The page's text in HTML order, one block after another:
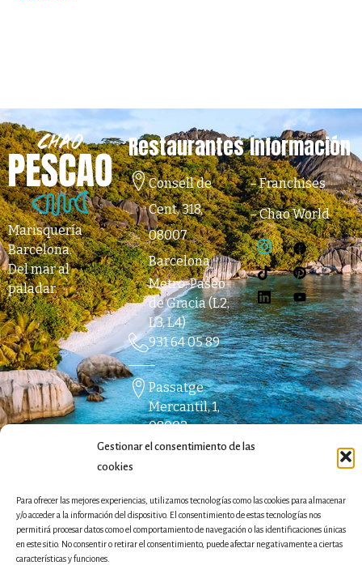
Gestionar el consentimiento de las
cookies
Para ofrecer las mejores experiencias, utilizamos tecnologías como las cookies para almacenar
y/o acceder a la información del dispositivo. El consentimiento de estas tecnologías nos
permitirá procesar datos como el comportamiento de navegación o las identificaciones únicas
en este sitio. No consentir o retirar el consentimiento, puede afectar negativamente a ciertas
características y funciones.
Marisquería
Barcelona.
Del mar al
paladar.
Restaurantes
Consell de
Cent, 318,
08007
Barcelona
Metro: Paseo
de Gracia (L2,
L3, L4)
931 64 05 89
Passatge
Mercantil, 1,
08003
Barcelona
934 64 89 45
Información
–Franchises
–Chao World
Aviso Legal|Política de
Privacidad|Cookies
Chao Pescao © Copyright
2026